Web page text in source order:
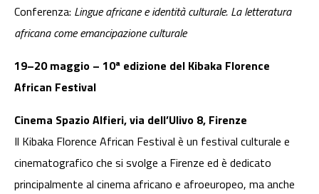
Conferenza: Lingue africane e identità culturale. La letteratura
africana come emancipazione culturale
19–20 maggio – 10ª edizione del Kibaka Florence
African Festival
Cinema Spazio Alfieri, via dell’Ulivo 8, Firenze
Il Kibaka Florence African Festival è un festival culturale e
cinematografico che si svolge a Firenze ed è dedicato
principalmente al cinema africano e afroeuropeo, ma anche